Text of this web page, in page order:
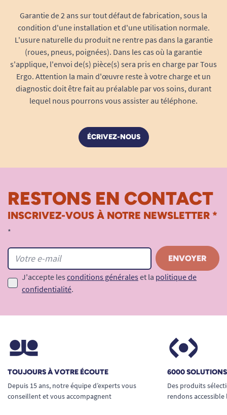
Garantie de 2 ans sur tout défaut de fabrication, sous la
condition d'une installation et d'une utilisation normale.
L'usure naturelle du produit ne rentre pas dans la garantie
(roues, pneus, poignées). Dans les cas où la garantie
s'applique, l'envoi de(s) pièce(s) sera pris en charge par Tous
Ergo. Attention la main d'œuvre reste à votre charge et un
diagnostic doit être fait au préalable par vos soins, durant
lequel nous pourrons vous assister au téléphone.
ÉCRIVEZ-NOUS
RESTONS EN CONTACT
INSCRIVEZ-VOUS À NOTRE NEWSLETTER *
*
J'accepte les conditions générales et la politique de
confidentialité.
TOUJOURS À VOTRE ÉCOUTE
Depuis 15 ans, notre équipe d’experts vous
conseillent et vous accompagnent
6000
Des produits
rendons